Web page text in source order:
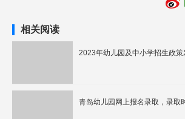
相关阅读
2023年幼儿园及中小学招生政策
青岛幼儿园网上报名录取，录取